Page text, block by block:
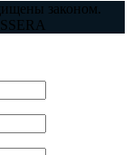
законом.